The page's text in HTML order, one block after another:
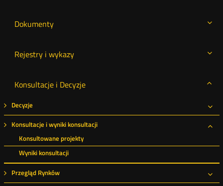
Dokumenty
Rejestry i wykazy
Konsultacje i Decyzje
Decyzje
Konsultacje i wyniki konsultacji
Konsultowane projekty
Wyniki konsultacji
Przegląd Rynków